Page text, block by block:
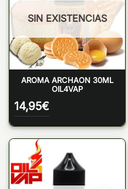
SIN EXISTENCIAS
AROMA ARCHAON 30ML
OIL4VAP
14,95€